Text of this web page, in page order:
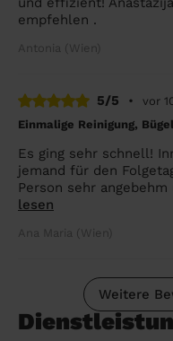
empfehlen .
Antonia (Wien)
5/5 •
vor
Einmalige Reinigung,
Es ging sehr schnell!
jemand für den
Person sehr
lesen
Ana Maria (Wien)
Weitere